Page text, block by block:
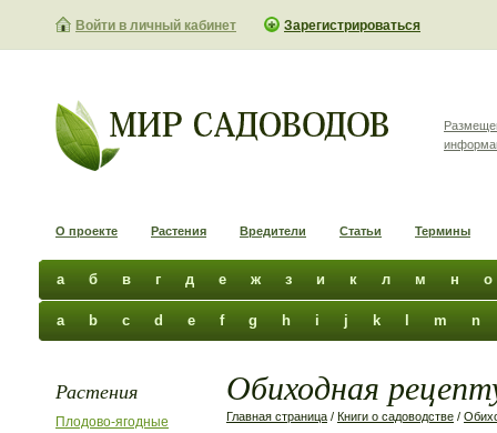
Войти в личный кабинет Зарегистрироваться
О проекте Растения Вредители Статьи Термины
а б в г д е ж з и к л м н о
a b c d e f g h i j k m n
Растения
Плодово-ягодные
Обиходная
Главная страница / Книги о садоводстве /